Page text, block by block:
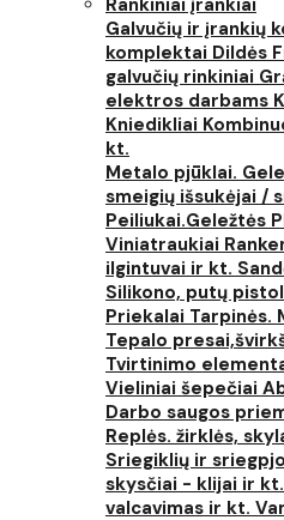
Rankiniai įrankiai
Galvučių ir įrankių
komplektai Dildės
galvučių rinkiniai
elektros darbams
Kniedikliai
kt.
Metalo pjūklai.
smeigių išsukėjai /
Peiliukai.Geležtės
Viniatraukiai
ilgintuvai ir kt.
Silikono, putų
Priekalai Tarpinės.
Tepalo
Tvirtinimo
Vieliniai šepečiai
Darbo saugos
Replės. žirklės,
Sriegiklių ir
skysčiai - klijai ir kt.
valcavimas ir kt.